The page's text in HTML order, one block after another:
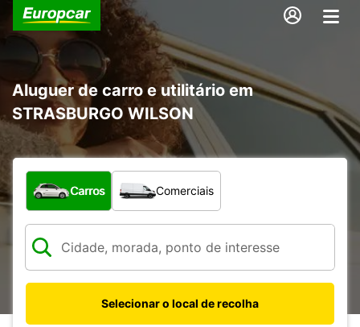
Aluguer de carro e utilitário em
STRASBURGO WILSON
Que tipo de veículo pretende?
Carros Comerciais
Selecionar o local de recolha